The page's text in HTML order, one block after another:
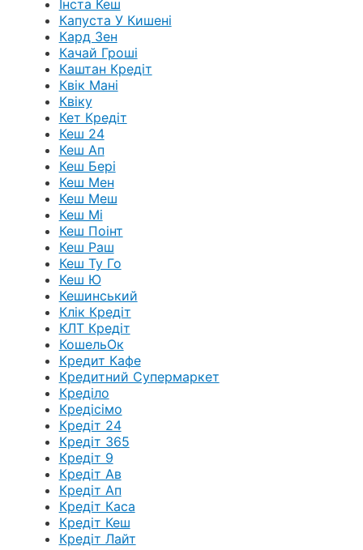
Інста Кеш
Капуста У Кишені
Кард Зен
Качай Гроші
Каштан Кредіт
Квік Мані
Квіку
Кет Кредіт
Кеш 24
Кеш Ап
Кеш Бері
Кеш Мен
Кеш Меш
Кеш Мі
Кеш Поінт
Кеш Раш
Кеш Ту Го
Кеш Ю
Кешинський
Клік Кредіт
КЛТ Кредіт
КошельОк
Кредит Кафе
Кредитний Супермаркет
Креділо
Кредісімо
Кредіт 24
Кредіт 365
Кредіт 9
Кредіт Ав
Кредіт Ап
Кредіт Каса
Кредіт Кеш
Кредіт Лайт